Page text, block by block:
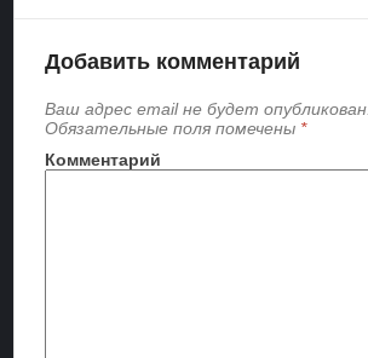
Добавить комментарий
Ваш адрес email не будет опубликован.
Обязательные поля помечены *
Комментарий